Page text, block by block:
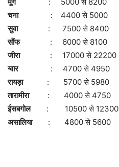
चना : 4400 से 5000
सुवा : 7500 से 8400
सौंफ
: 6000 से 8100
जीरा : 17000 से 22200
ग्वार
: 4700 से 4950
रायड़ा : 5700 से 5980
तारामीरा: 4000 से 4750
ईसबगोल
: 10500 से 12300
असालिया : 4800 से 5600